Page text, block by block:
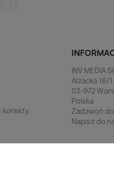
korekty
INV MEDIA
Alzacka 16/1
03-972
Polska
Zadzwoń
Napisz do